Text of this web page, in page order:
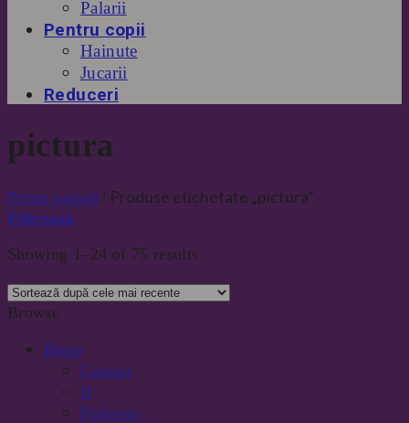
Palarii
Pentru copii
Hainute
Jucarii
Reduceri
pictura
Prima pagină/ Produse etichetate „pictura”
Filtrează
Showing 1–24 of 75 results
Browse
Bluze
Camasi
II
Pulovere